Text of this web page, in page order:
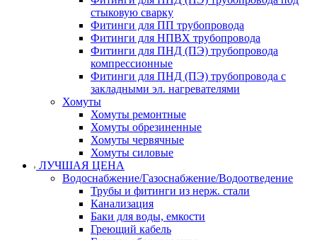
стыковую сварку
Фитинги для ПП трубопровода
Фитинги для НПВХ трубопровода
Фитинги для ПНД (ПЭ) трубопровода
компрессионные
Фитинги для ПНД (ПЭ) трубопровода с
закладными эл. нагревателями
Хомуты
Хомуты ремонтные
Хомуты обрезиненные
Хомуты червячные
Хомуты силовые
ЛУЧШАЯ ЦЕНА
Водоснабжение/Газоснабжение/Водоотведение
Трубы и фитинги из нерж. стали
Канализация
Баки для воды, емкости
Греющий кабель